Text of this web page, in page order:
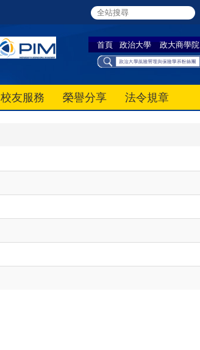
首頁 政治大學 政大商學院
校友服務 榮譽分享 法令規章